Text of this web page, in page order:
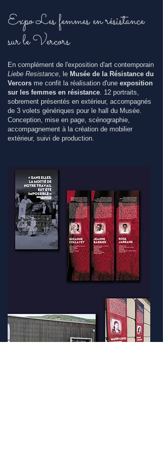
Expo Les femmes en résistance
sur le Vercors
En complément de l'exposition d'art contemporain
Liebe Resistance, le Musée de la Résistance du
Vercors me confit la réalisation d'une exposition
sur les femmes en résistance. 12 portraits,
sobrement présentés en extérieur, accompagnés
de 3 volets génériques pour le hall du Musée.
Conception, mise en page, scénographie,
accompagnement à la création de mobilier
extérieur, suivi de production.